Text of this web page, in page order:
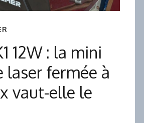
12W : la mini
laser fermée à
vaut-elle le